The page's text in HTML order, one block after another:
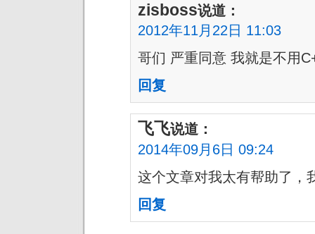
zisboss说道：
2012年11月22日 11:03
哥们 严重同意 我就是不用
回复
飞飞说道：
2014年09月6日 09:24
这个文章对我太有帮助了，
回复